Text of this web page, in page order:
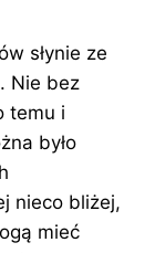
słynie ze
Nie bez
temu i
było
nieco bliżej,
mieć